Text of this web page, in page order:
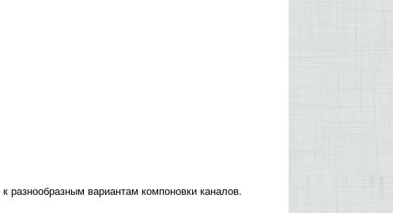
вариантам компоновки каналов.